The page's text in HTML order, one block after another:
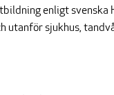
enligt
utanför sjukhus,